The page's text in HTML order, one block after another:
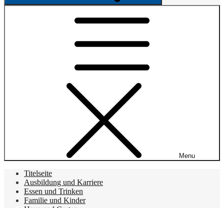
Menu
Titelseite
Ausbildung und Karriere
Essen und Trinken
Familie und Kinder